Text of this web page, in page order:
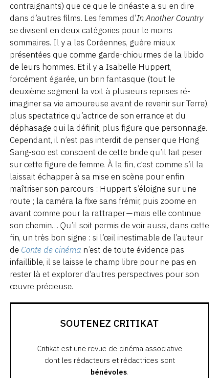
contraignants) que ce que le cinéaste a su en dire
dans d’autres films. Les femmes d’In Another Country
se divisent en deux catégories pour le moins
sommaires. Il y a les Coréennes, guère mieux
présentées que comme garde-chiourmes de la libido
de leurs hommes. Et il y a Isabelle Huppert,
forcément égarée, un brin fantasque (tout le
deuxième segment la voit à plusieurs reprises ré-
imaginer sa vie amoureuse avant de revenir sur Terre),
plus spectatrice qu’actrice de son errance et du
déphasage qui la définit, plus figure que personnage.
Cependant, il n’est pas interdit de penser que Hong
Sang-soo est conscient de cette bride qu’il fait peser
sur cette figure de femme. À la fin, c’est comme s’il la
laissait échapper à sa mise en scène pour enfin
maîtriser son parcours : Huppert s’éloigne sur une
route ; la caméra la fixe sans frémir, puis zoome en
avant comme pour la rattraper — mais elle continue
son chemin… Qu’il soit permis de voir aussi, dans cette
fin, un très bon signe : si l’œil inestimable de l’auteur
de Conte de cinéma n’est de toute évidence pas
infaillible, il se laisse le champ libre pour ne pas en
rester là et explorer d’autres perspectives pour son
œuvre précieuse.
SOUTENEZ CRITIKAT
Critikat est une revue de cinéma associative
dont les rédacteurs et rédactrices sont
bénévoles.